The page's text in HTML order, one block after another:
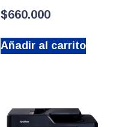
$660.000
Añadir al carrito